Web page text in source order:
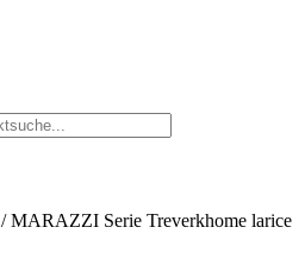
/ MARAZZI Serie Treverkhome larice